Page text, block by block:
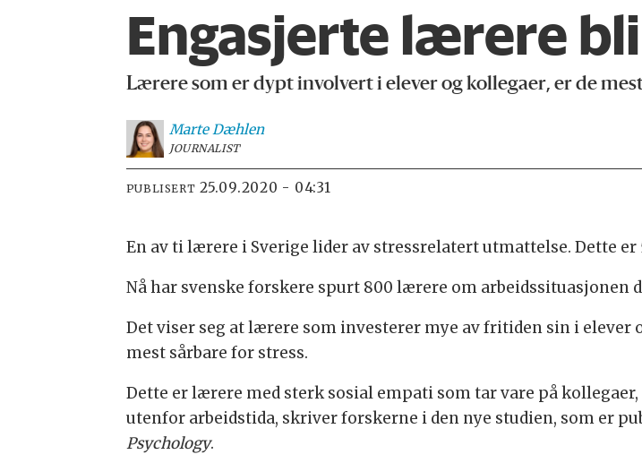
Engasjerte lærere
Lærere som er dypt involvert i elever og kollegaer, er de
Marte Dæhlen
JOURNALIST
PUBLISERT 25.09.2020 - 04:31
En av ti lærere i Sverige lider av stressrelatert utmattelse. Dette
Nå har svenske forskere spurt 800 lærere om arbeidssituasjonen
Det viser seg at lærere som investerer mye av fritiden sin i
mest sårbare for stress.
Dette er lærere med sterk sosial empati som tar vare på
utenfor arbeidstida, skriver forskerne i den nye studien, som er
Psychology.